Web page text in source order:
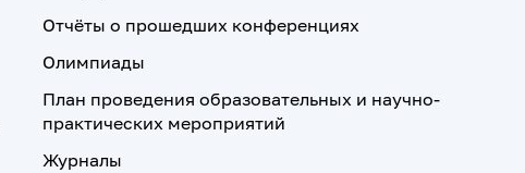
Отчёты о прошедших конференциях
Олимпиады
План проведения образовательных и научно-
практических мероприятий
Журналы